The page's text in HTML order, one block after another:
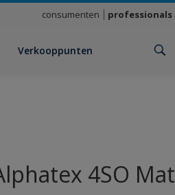
consumenten professionals
Verkooppunten
4SO Mat